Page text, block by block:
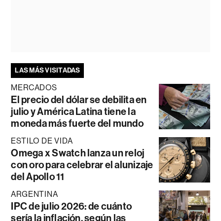
LAS MÁS VISITADAS
MERCADOS
El precio del dólar se debilita en
julio y América Latina tiene la
moneda más fuerte del mundo
ESTILO DE VIDA
Omega x Swatch lanza un reloj
con oro para celebrar el alunizaje
del Apollo 11
ARGENTINA
IPC de julio 2026: de cuánto
sería la inflación, según las